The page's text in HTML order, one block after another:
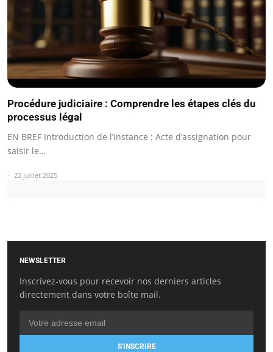
Procédure judiciaire : Comprendre les étapes clés du
processus légal
EN BREF Introduction de l’instance : Acte d’assignation pour
saisir le…
22 juillet 2025
NEWSLETTER
Inscrivez-vous pour recevoir nos derniers articles
directement dans votre boîte mail.
S'INSCRIRE